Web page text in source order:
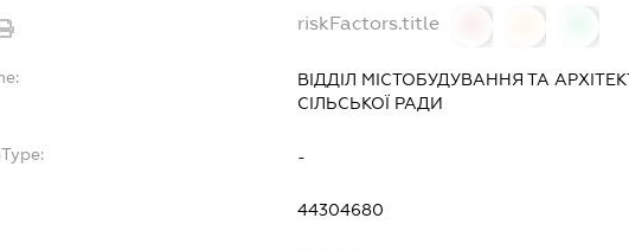
riskFactors.title
ВІДДІЛ МІСТОБУДУВАННЯ ТА
СІЛЬСЬКОЇ РАДИ
-
44304680